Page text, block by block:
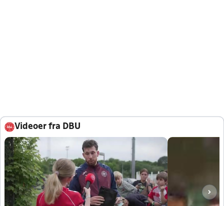
Videoer fra DBU